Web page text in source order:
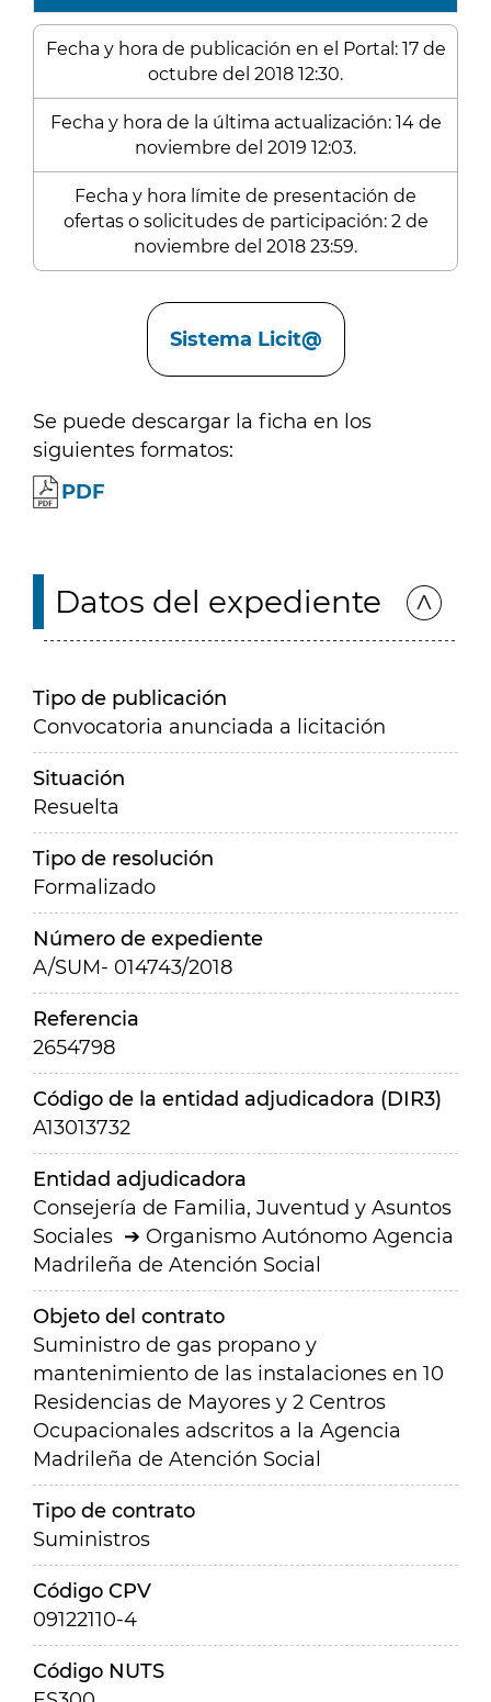
Fecha y hora de publicación en el Portal: 17 de
octubre del 2018 12:30.
Fecha y hora de la última actualización: 14 de
noviembre del 2019 12:03.
Fecha y hora límite de presentación de
ofertas o solicitudes de participación: 2 de
noviembre del 2018 23:59.
Sistema Licit@
Se puede descargar la ficha en los
siguientes formatos:
PDF
Datos del expediente
Tipo de publicación
Convocatoria anunciada a licitación
Situación
Resuelta
Tipo de resolución
Formalizado
Número de expediente
A/SUM- 014743/2018
Referencia
2654798
Código de la entidad adjudicadora (DIR3)
A13013732
Entidad adjudicadora
Consejería de Familia, Juventud y Asuntos
Sociales
Organismo Autónomo Agencia
Madrileña de Atención Social
Objeto del contrato
Suministro de gas propano y
mantenimiento de las instalaciones en 10
Residencias de Mayores y 2 Centros
Ocupacionales adscritos a la Agencia
Madrileña de Atención Social
Tipo de contrato
Suministros
Código CPV
09122110-4
Código NUTS